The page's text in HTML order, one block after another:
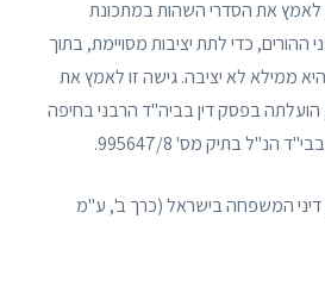
לאמץ את הסדרי השהות במתכונת
כדי לתת יציבות מסויימת, בתוך
ממילא לא יציבה. גישה זו לאמץ את
בפסק דין בביה"ד הרבני בחיפה
דיני המשפחה בישראל (כרך ב', ע"מ